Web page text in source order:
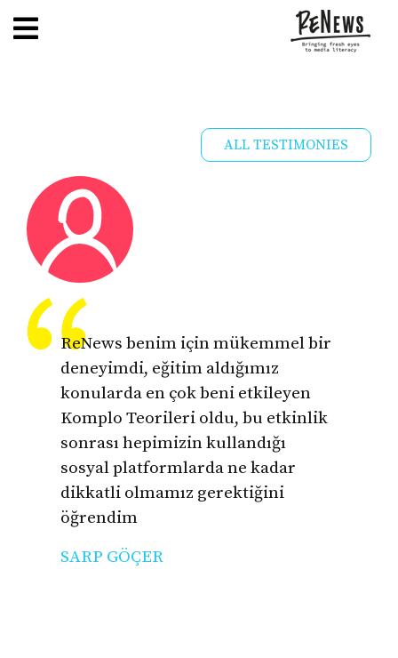
ALL TESTIMONIES
ReNews benim için mükemmel bir
deneyimdi, eğitim aldığımız
konularda en çok beni etkileyen
Komplo Teorileri oldu, bu etkinlik
sonrası hepimizin kullandığı
sosyal platformlarda ne kadar
dikkatli olmamız gerektiğini
öğrendim
SARP GÖÇER